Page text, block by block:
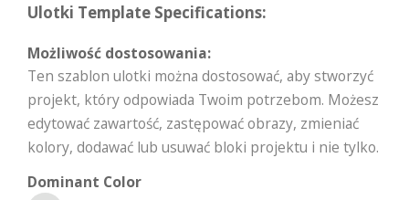
Ulotki Template Specifications:
Możliwość dostosowania:
Ten szablon ulotki można dostosować, aby stworzyć
projekt, który odpowiada Twoim potrzebom. Możesz
edytować zawartość, zastępować obrazy, zmieniać
kolory, dodawać lub usuwać bloki projektu i nie tylko.
Dominant Color